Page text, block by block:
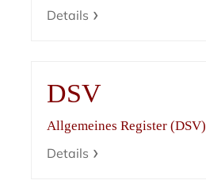
Details
DSV
Allgemeines Register (DSV)
Details